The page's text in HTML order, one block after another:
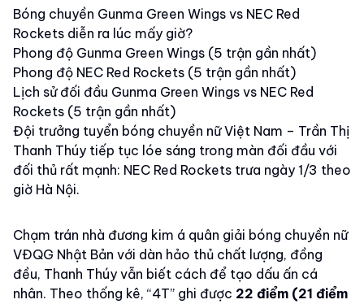
Bóng chuyền Gunma Green Wings vs NEC Red
Rockets diễn ra lúc mấy giờ?
Phong độ Gunma Green Wings (5 trận gần nhất)
Phong độ NEC Red Rockets (5 trận gần nhất)
Lịch sử đối đầu Gunma Green Wings vs NEC Red
Rockets (5 trận gần nhất)
Đội trưởng tuyển bóng chuyền nữ Việt Nam – Trần Thị
Thanh Thúy tiếp tục lóe sáng trong màn đối đầu với
đối thủ rất mạnh: NEC Red Rockets trưa ngày 1/3 theo
giờ Hà Nội.
Chạm trán nhà đương kim á quân giải bóng chuyền nữ
VĐQG Nhật Bản với dàn hảo thủ chất lượng, đồng
đều, Thanh Thúy vẫn biết cách để tạo dấu ấn cá
nhân. Theo thống kê, “4T” ghi được 22 điểm (21 điểm